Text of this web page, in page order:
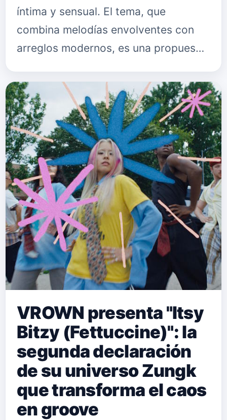
íntima y sensual. El tema, que
combina melodías envolventes con
arreglos modernos, es una propues…
VROWN presenta "Itsy
Bitzy (Fettuccine)": la
segunda declaración
de su universo Zungk
que transforma el caos
en groove